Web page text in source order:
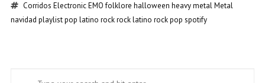
Corridos ElectronicEMO folklore halloween heavy metalMetal
navidad playlistpop latino rockrock latino rock pop spotify